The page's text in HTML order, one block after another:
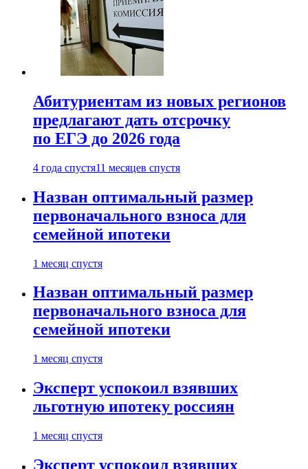
Абитуриентам из новых регионов
предлагают дать отсрочку
по ЕГЭ до 2026 года
4 года спустя11 месяцев спустя
Назван оптимальный размер
первоначального взноса для
семейной ипотеки
1 месяц спустя
Назван оптимальный размер
первоначального взноса для
семейной ипотеки
1 месяц спустя
Эксперт успокоил взявших
льготную ипотеку россиян
1 месяц спустя
Эксперт успокоил взявших